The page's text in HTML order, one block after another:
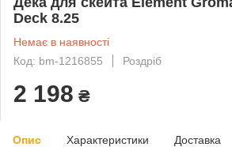
Deck 8.25
Немає в наявності
Код: bm-1216855
Роздріб
2 198 ₴
Опис Характеристики Доставка